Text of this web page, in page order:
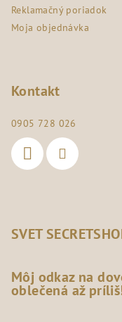
Reklamačný poriadok
Moja objednávka
Kontakt
0905 728 026
SVET
Môj odkaz na
oblečená až